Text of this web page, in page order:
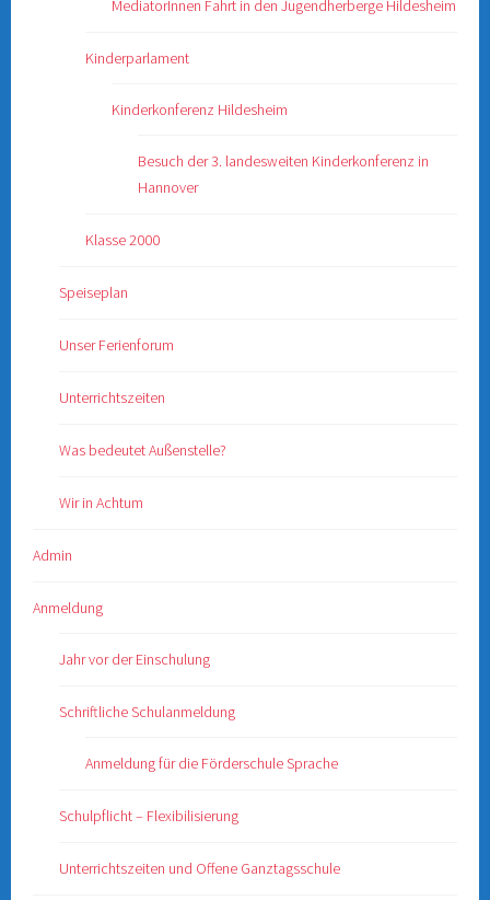
MediatorInnen Fahrt in den Jugendherberge Hildesheim
Kinderparlament
Kinderkonferenz Hildesheim
Besuch der 3. landesweiten Kinderkonferenz in
Hannover
Klasse 2000
Speiseplan
Unser Ferienforum
Unterrichtszeiten
Was bedeutet Außenstelle?
Wir in Achtum
Admin
Anmeldung
Jahr vor der Einschulung
Schriftliche Schulanmeldung
Anmeldung für die Förderschule Sprache
Schulpflicht – Flexibilisierung
Unterrichtszeiten und Offene Ganztagsschule